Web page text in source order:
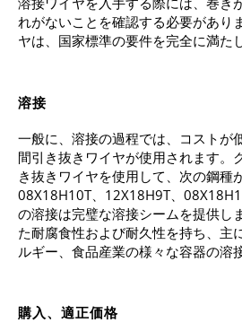
れがないことを確認する必要があり
ヤは、国家標準の要件を完全に満た
溶接
一般に、溶接の過程では、コストが
間引き抜きワイヤが使用されます。
き抜きワイヤを使用して、次の鋼種
08Х18Н10Т、12Х18Н9Т、
の溶接は完璧な溶接シームを提供し
た耐腐食性および耐久性を持ち、主
ルギー、食品産業の様々な容器の溶
購入、適正価格